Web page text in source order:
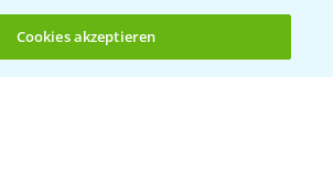
Datenschutzerklärung
Cookies akzeptieren